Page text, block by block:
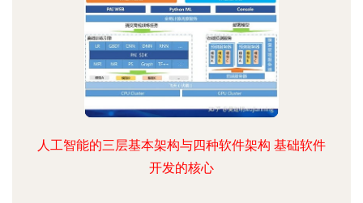
人工智能的三层基本架构与四种软件架构 基础软件
开发的核心